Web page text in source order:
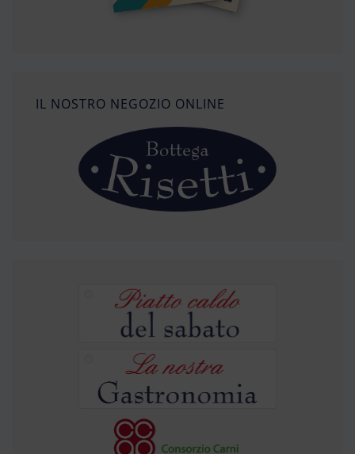
IL NOSTRO NEGOZIO ONLINE